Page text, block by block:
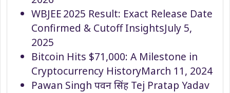
WBJEE 2025 Result: Exact Release Date
Confirmed & Cutoff InsightsJuly 5,
2025
Bitcoin Hits $71,000: A Milestone in
Cryptocurrency HistoryMarch 11, 2024
Pawan Singh पवन सिंह Tej Pratap Yadav